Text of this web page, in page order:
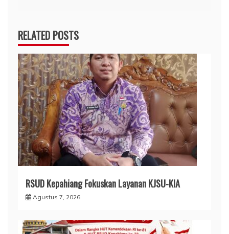
RELATED POSTS
RSUD Kepahiang Fokuskan Layanan KJSU-KIA
Agustus 7, 2026